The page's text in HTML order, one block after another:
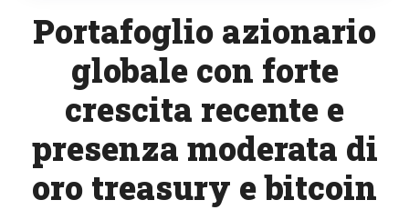
Portafoglio azionario
globale con forte
crescita recente e
presenza moderata di
oro treasury e bitcoin